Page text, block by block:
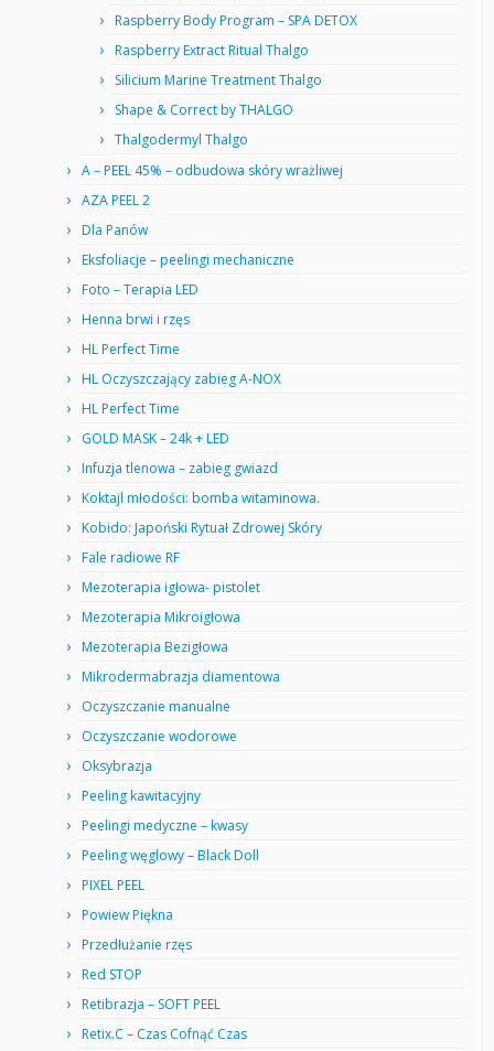
Raspberry Body Program – SPA DETOX
Raspberry Extract Ritual Thalgo
Silicium Marine Treatment Thalgo
Shape & Correct by THALGO
Thalgodermyl Thalgo
A – PEEL 45% – odbudowa skóry wrażliwej
AZA PEEL 2
Dla Panów
Eksfoliacje – peelingi mechaniczne
Foto – Terapia LED
Henna brwi i rzęs
HL Perfect Time
HL Oczyszczający zabieg A-NOX
HL Perfect Time
GOLD MASK – 24k + LED
Infuzja tlenowa – zabieg gwiazd
Koktajl młodości: bomba witaminowa.
Kobido: Japoński Rytuał Zdrowej Skóry
Fale radiowe RF
Mezoterapia igłowa- pistolet
Mezoterapia Mikroigłowa
Mezoterapia Bezigłowa
Mikrodermabrazja diamentowa
Oczyszczanie manualne
Oczyszczanie wodorowe
Oksybrazja
Peeling kawitacyjny
Peelingi medyczne – kwasy
Peeling węglowy – Black Doll
PIXEL PEEL
Powiew Piękna
Przedłużanie rzęs
Red STOP
Retibrazja – SOFT PEEL
Retix.C – Czas Cofnąć Czas